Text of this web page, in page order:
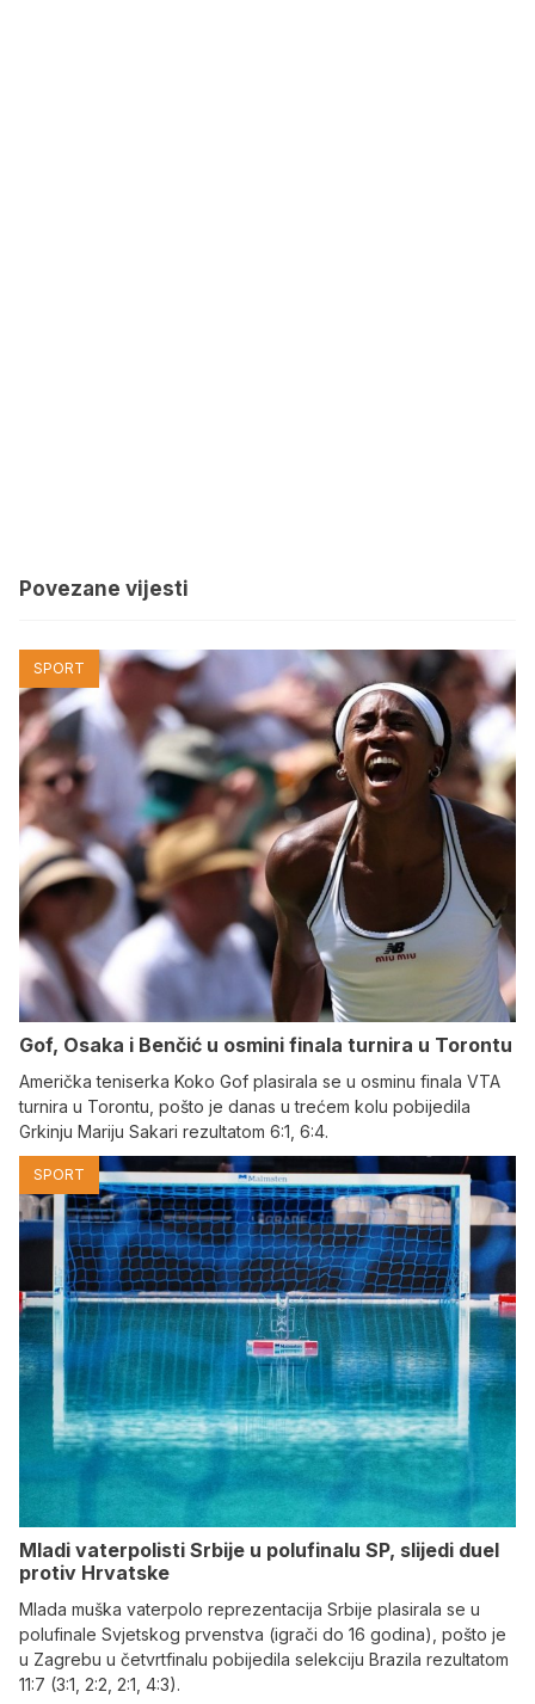
Povezane vijesti
SPORT
Gof, Osaka i Benčić u osmini finala turnira u Torontu
Američka teniserka Koko Gof plasirala se u osminu finala VTA
turnira u Torontu, pošto je danas u trećem kolu pobijedila
Grkinju Mariju Sakari rezultatom 6:1, 6:4.
SPORT
Mladi vaterpolisti Srbije u polufinalu SP, slijedi duel
protiv Hrvatske
Mlada muška vaterpolo reprezentacija Srbije plasirala se u
polufinale Svjetskog prvenstva (igrači do 16 godina), pošto je
u Zagrebu u četvrtfinalu pobijedila selekciju Brazila rezultatom
11:7 (3:1, 2:2, 2:1, 4:3).